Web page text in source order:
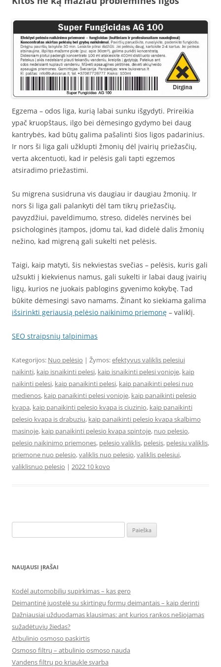
Egzema – odos liga, kurią labai sunku išgydyti. Prireikia
ypač kruopštaus, ilgo bei dėmesingo gydymo bei daug
kantrybės, kad būtų galima pašalinti šios ligos padarinius.
Ir nors ši liga gali užklupti žmonių dėl įvairių priežasčių,
verta akcentuoti, kad ir pelėsis gali tapti egzemos
atsiradimo priežastimi.
Su migrena susidruna vis daugiau ir daugiau žmonių. Ir
nors ši liga gali palankyti dėl tam tikrų priežasčių,
pavyzdžiui, paveldimumo, streso, didelės nervinės bei
psichologinės įtampos, įdomu tai, kad didelė dalis žmonių
nežino, kad migreną gali sukelti net pelėsis.
Taigi, kaip matyti, šis nekviestas svečias – pelėsis, kuris gali
užsukti į kiekvienus namus, gali sukelti ir labai daug įvairių
ligų, kurios ne juokais pablogins gyvenimo kokybę. Tad
būkite dėmesingi savo namams. Žinant ko siekiama galima
išsirinkti geriausią pelėsio naikinimo priemonę – valiklį.
SEO straipsnių talpinimas
Kategorijos: Nuo pelėsio | Žymos:efektyvus valiklis pelesiui
naikinti, kaip isnaikinti pelesi, kaip isnaikinti pelesi vonioje, kaip
naikinti pelesi, kaip panaikinti pelesi, kaip panaikinti pelesi nuo
medienos, kaip panaikinti pelesi vonioje, kaip panaikinti pelesio
kvapa, kaip panaikinti pelesio kvapa is ciuzinio, kaip panaikinti
pelesio kvapa is drabuziu, kaip panaikinti pelesio kvapa skalbimo
masinoje, kaip panaikinti pelesio kvapa spintoje, nuo pelesio,
pelesio naikinimo priemones, pelesio valiklis, pelesis, pelesiu valiklis,
priemone nuo pelesio,valiklis nuo pelesio,valiklis pelesiui,
valiklisnuo pelesio | 2022 10 kovo
NAUJAUSI ĮRAŠAI
Kodėl automobilių supirkimas – kas gero
Deimantinė juostelė su skirtingų formų deimantais – kaip derinti
Dažniausiai užduodamas klausimas: ant kurios rankos nešiojamas
sužadėtuvių žiedas?
Atbulinio osmoso paskirtis
Osmoso filtrų – atbulinio osmoso nauda
Vandens filtrų po kriaukle svarba